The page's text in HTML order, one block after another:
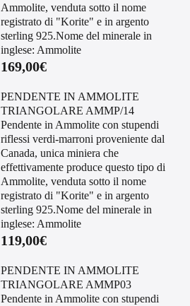
Ammolite, venduta sotto il nome
registrato di "Korite" e in argento
sterling 925.Nome del minerale in
inglese: Ammolite
169,00€
PENDENTE IN AMMOLITE
TRIANGOLARE AMMP/14
Pendente in Ammolite con stupendi
riflessi verdi-marroni proveniente dal
Canada, unica miniera che
effettivamente produce questo tipo di
Ammolite, venduta sotto il nome
registrato di "Korite" e in argento
sterling 925.Nome del minerale in
inglese: Ammolite
119,00€
PENDENTE IN AMMOLITE
TRIANGOLARE AMMP03
Pendente in Ammolite con stupendi